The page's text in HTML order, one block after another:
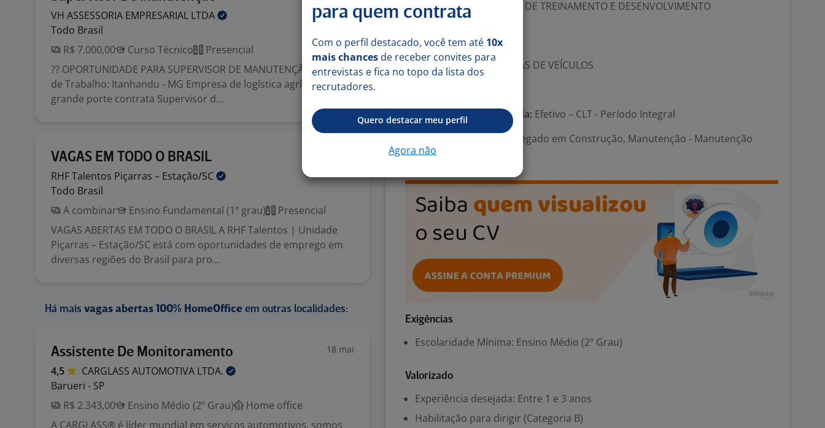
VH ASSESSORIA EMPRESARIAL LTDA
Todo Brasil
R$ 7.000,00
Curso Técnico
Presencial
?? OPORTUNIDADE PARA SUPERVISOR DE MANUTENÇÃO ?? Loca
de Trabalho: Itanhandu - MG Empresa de logística agrícola de
grande porte contrata Supervisor d...
VAGAS EM TODO O BRASIL
RHF Talentos Piçarras – Estação/SC
Todo Brasil
A combinar
Ensino Fundamental (1º grau)
Presencial
VAGAS ABERTAS EM TODO O BRASIL A RHF Talentos | Unidade
Piçarras – Estação/SC está com oportunidades de emprego em
diversas regiões do Brasil para pro...
Há mais vagas abertas 100% HomeOffice em outras localidades:
Assistente De Monitoramento 18 mai
4,5 CARGLASS AUTOMOTIVA LTDA.
Barueri - SP
R$ 2.343,00
Ensino Médio (2º Grau)
Home office
A CARGLASS® é líder mundial em serviços automotivos, somos
-. PROGRAMAS INTERNOS DE TREINAMENTO E DESENVOLVIMENTO
-. GYMPASS
-. AUXILIO CRECHE
-. Vale-refeição
-. DESCONTO EM COMPRAS DE VEÍCULOS
Tipo de contrato e Jornada: Efetivo – CLT - Período Integral
Encarregado em Construção, Manutenção - Manutenção
Mecânica
Exigências
Escolaridade Mínima: Ensino Médio (2º Grau)
Valorizado
Experiência desejada: Entre 1 e 3 anos
Habilitação para dirigir (Categoria B)
para quem contrata
Com o perfil destacado, você tem até 10x
mais chances de receber convites para
entrevistas e fica no topo da lista dos
recrutadores.
Quero destacar meu perfil
Agora não